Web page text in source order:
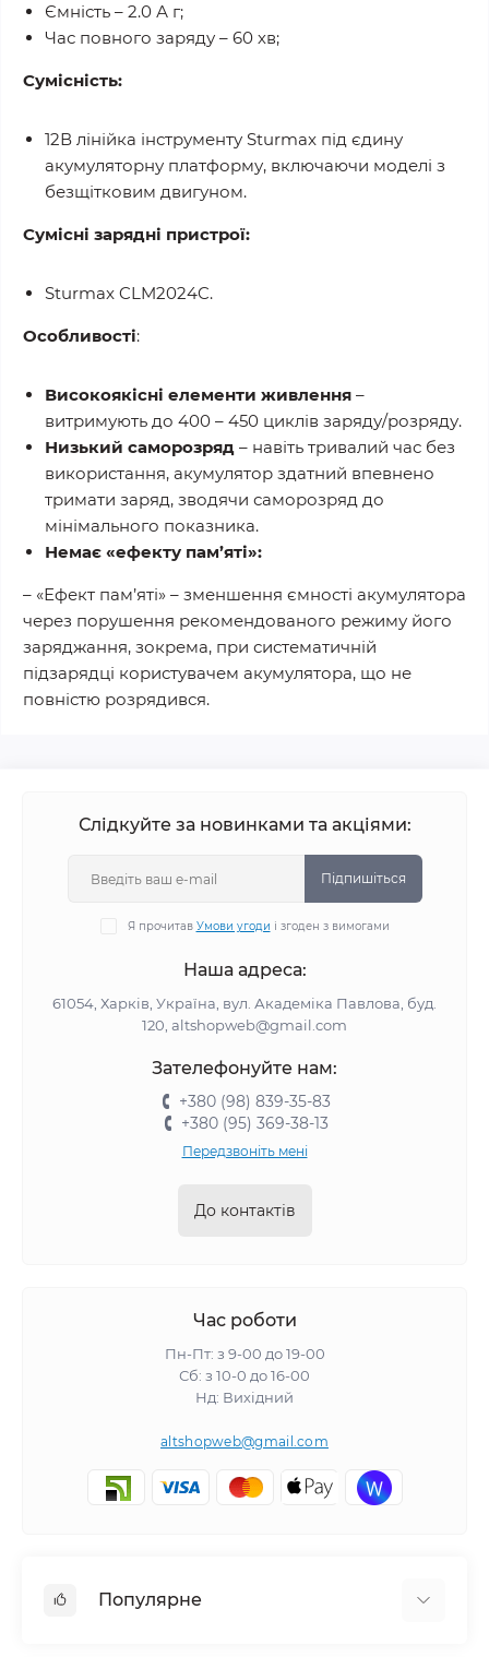
Ємність – 2.0 А г;
Час повного заряду – 60 хв;
Сумісність:
12В лінійка інструменту Sturmax під єдину
акумуляторну платформу, включаючи моделі з
безщітковим двигуном.
Сумісні зарядні пристрої:
Sturmax CLM2024C.
Особливості:
Високоякісні елементи живлення –
витримують до 400 – 450 циклів заряду/розряду.
Низький саморозряд – навіть тривалий час без
використання, акумулятор здатний впевнено
тримати заряд, зводячи саморозряд до
мінімального показника.
Немає «ефекту пам’яті»:
– «Ефект пам’яті» – зменшення ємності акумулятора
через порушення рекомендованого режиму його
заряджання, зокрема, при систематичній
підзарядці користувачем акумулятора, що не
повністю розрядився.
Слідкуйте за новинками та акціями:
Підпишіться
Я прочитав Умови угоди і згоден з вимогами
Наша адреса:
61054, Харків, Україна, вул. Академіка Павлова, буд.
120, altshopweb@gmail.com
Зателефонуйте нам:
+380 (98) 839-35-83
+380 (95) 369-38-13
Передзвоніть мені
До контактів
Час роботи
Пн-Пт: з 9-00 до 19-00
Сб: з 10-0 до 16-00
Нд: Вихідний
altshopweb@gmail.com
Популярне